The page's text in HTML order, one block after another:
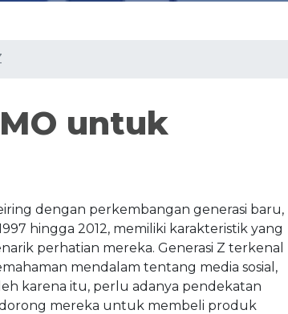
untuk
dengan perkembangan generasi baru,
hingga 2012, memiliki karakteristik yang
perhatian mereka. Generasi Z terkenal
mendalam tentang media sosial,
karena itu, perlu adanya pendekatan
mereka untuk membeli produk